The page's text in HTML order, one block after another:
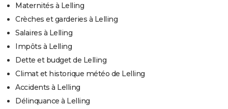
Maternités à Lelling
Crèches et garderies à Lelling
Salaires à Lelling
Impôts à Lelling
Dette et budget de Lelling
Climat et historique météo de Lelling
Accidents à Lelling
Délinquance à Lelling